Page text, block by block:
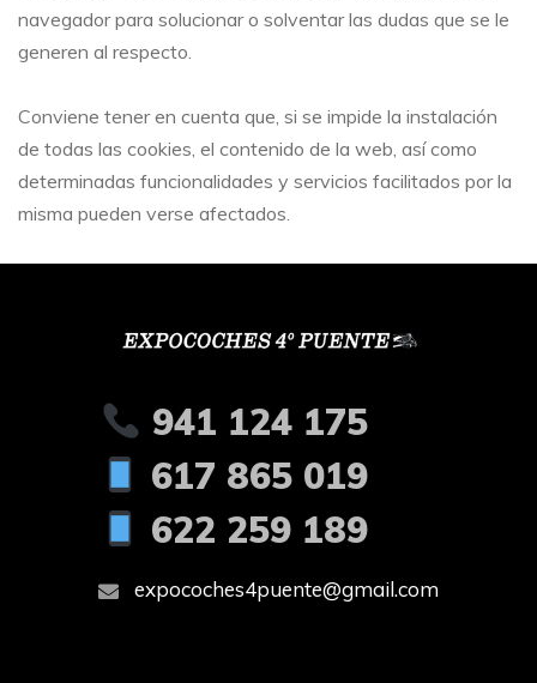
navegador para solucionar o solventar las dudas que se le
generen al respecto.
Conviene tener en cuenta que, si se impide la instalación
de todas las cookies, el contenido de la web, así como
determinadas funcionalidades y servicios facilitados por la
misma pueden verse afectados.
941 124 175
617 865 019
622 259 189
expocoches4puente@gmail.com